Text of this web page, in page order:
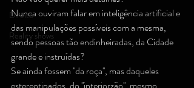
Direito
Reality shows
Nunca ouviram falar em inteligência artificial e
das manipulações possíveis com a mesma,
sendo pessoas tão endinheiradas, da Cidade
grande e instruídas?
Se ainda fossem ''da roça'', mas daqueles